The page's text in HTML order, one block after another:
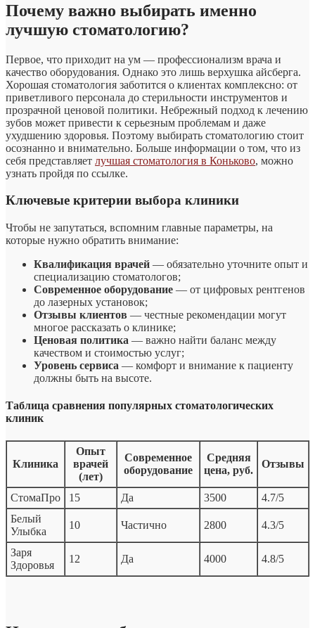
Почему важно выбирать именно
лучшую стоматологию?
Первое, что приходит на ум — профессионализм врача и
качество оборудования. Однако это лишь верхушка айсберга.
Хорошая стоматология заботится о клиентах комплексно: от
приветливого персонала до стерильности инструментов и
прозрачной ценовой политики. Небрежный подход к лечению
зубов может привести к серьезным проблемам и даже
ухудшению здоровья. Поэтому выбирать стоматологию стоит
осознанно и внимательно. Больше информации о том, что из
себя представляет лучшая стоматология в Коньково, можно
узнать пройдя по ссылке.
Ключевые критерии выбора клиники
Чтобы не запутаться, вспомним главные параметры, на
которые нужно обратить внимание:
Квалификация врачей — обязательно уточните опыт и
специализацию стоматологов;
Современное оборудование — от цифровых рентгенов
до лазерных установок;
Отзывы клиентов — честные рекомендации могут
многое рассказать о клинике;
Ценовая политика — важно найти баланс между
качеством и стоимостью услуг;
Уровень сервиса — комфорт и внимание к пациенту
должны быть на высоте.
Таблица сравнения популярных стоматологических
клиник
Клиника
Опыт
врачей
(лет)
Современное
оборудование
Средняя
цена, руб.
Отзывы
СтомаПро 15 Да 3500
4.7/5
Белый
Улыбка
10 Частично 2800 4.3/5
Заря
Здоровья
12 Да 4000 4.8/5